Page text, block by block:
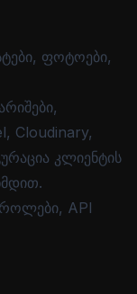
ფოტოები,
Cloudinary,
კლიენტის
API